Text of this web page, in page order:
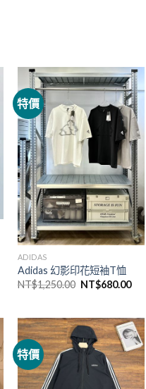
特價
ADIDAS
Adidas 幻影印花短袖T恤
NT$1,250.00 NT$680.00
特價